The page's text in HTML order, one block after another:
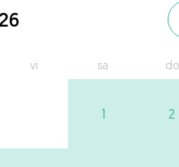
vi sa do
1 2